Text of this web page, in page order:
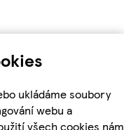
ukládáme soubory
webu a
všech cookies nám